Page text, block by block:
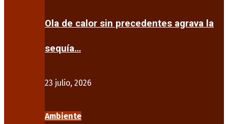
Ola de calor sin precedentes agrava la
sequía…
23 julio, 2026
Ambiente